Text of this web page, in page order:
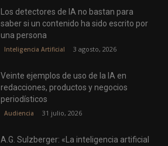
Los detectores de IA no bastan para
saber si un contenido ha sido escrito por
una persona
Inteligencia Artificial 3 agosto, 2026
Veinte ejemplos de uso de la IA en
redacciones, productos y negocios
periodísticos
Audiencia 31 julio, 2026
A.G. Sulzberger: «La inteligencia artificial